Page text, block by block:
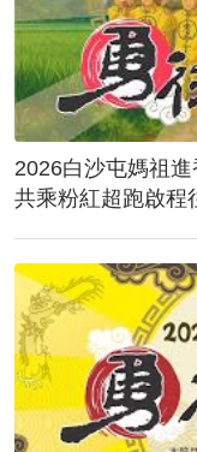
2026白沙屯媽祖
共乘粉紅超跑啟程